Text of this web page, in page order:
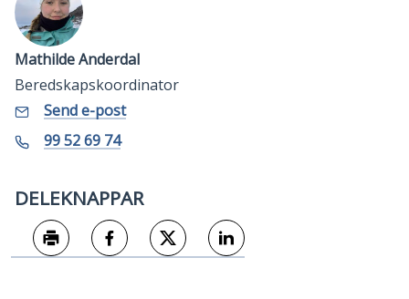
Mathilde Anderdal
Beredskapskoordinator
E-
post
Send e-posttil
Mathilde
Telefon
99 52 69 74
DELEKNAPPAR